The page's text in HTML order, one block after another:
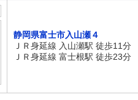
静岡県富士市入山瀬４
ＪＲ身延線 入山瀬駅 徒歩11分
ＪＲ身延線 富士根駅 徒歩23分